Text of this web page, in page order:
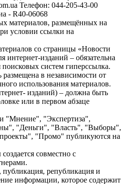
Телефон: 044-205-43-00
- R40-06068
материалов, размещённых на
условии ссылки на
со страницы «Новости
интернет-изданий – обязательна
поисковых систем гиперссылка.
в независимости от
использования материалов.
изданий) – должна быть
или в первом абзаце
"Мнение", "Экспертиза",
"Деньги", "Власть", "Выборы",
"Промо" публикуются на
совместно с
републикация и
информации, которое содержит